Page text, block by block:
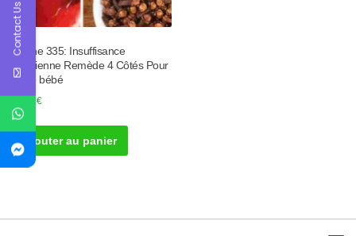
Tisane 335: Insuffisance
Ovarienne Remède 4 Côtés Pour
Faire bébé
50.00€
Ajouter au panier
Contact Us